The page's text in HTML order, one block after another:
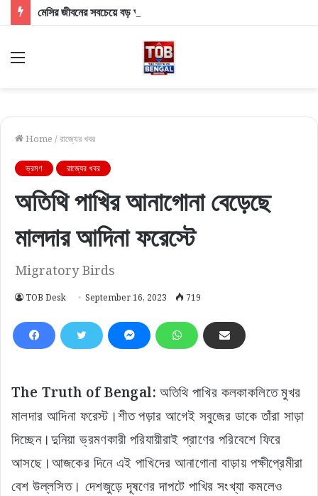
Menu
Home /রাজ্যের খবর
ভ্রমণ রাজ্যের খবর
অতিথি পাখির আনাগোনা বেড়েছে
মালদার আদিনা ফরেস্টে
Migratory Birds
TOB Desk September 16, 2023 719
The Truth of Bengal: অতিথি পাখির কলকাকলিতে মুখর
মালদার আদিনা ফরেস্ট।শীত পড়ার আগেই সবুজের ডাকে তাঁরা সাড়া
দিচ্ছেন।দুনিয়া ভ্রমণকারী পরিযায়ীরাই প্রাণের পরিবেশে ফিরে
আসছে।আজকের দিনে এই পাখিদের আনাগোনা বাড়ায় পক্ষীপ্রেমীরা
বেশ উল্লসিত। দেশজুড়ে দূষণের দাপটে পাখির সংখ্যা কমলেও